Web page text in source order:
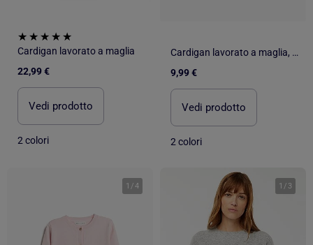
Cardigan lavorato a maglia
22,99 €
Vedi prodotto
2 colori
Cardigan lavorato a maglia, MO Fashion
9,99 €
Vedi prodotto
2 colori
1 /4 1 / 3